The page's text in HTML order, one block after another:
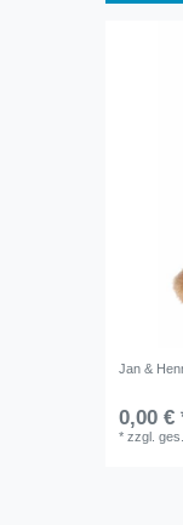
Jan &
0,00 €
*zzgl.